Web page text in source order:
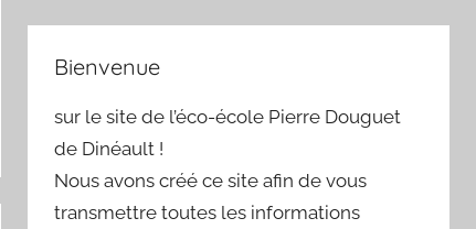
Bienvenue
sur le site de l’éco-école Pierre Douguet
de Dinéault !
Nous avons créé ce site afin de vous
transmettre toutes les informations